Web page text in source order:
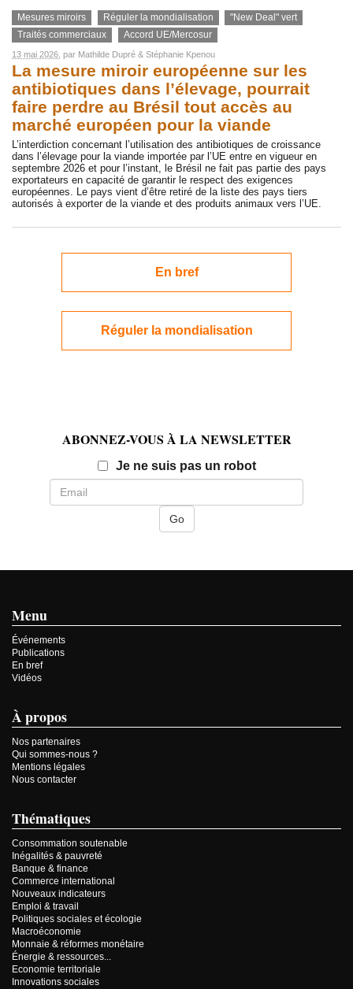
Mesures miroirs Réguler la mondialisation
"New Deal" vert
Traités commerciaux
Accord UE/Mercosur
13 mai 2026, par Mathilde Dupré & Stéphanie Kpenou
La mesure miroir européenne sur les
antibiotiques dans l’élevage, pourrait
faire perdre au Brésil tout accès au
marché européen pour la viande
L’interdiction concernant l’utilisation des antibiotiques de croissance
dans l’élevage pour la viande importée par l’UE entre en vigueur en
septembre 2026 et pour l’instant, le Brésil ne fait pas partie des pays
exportateurs en capacité de garantir le respect des exigences
européennes. Le pays vient d’être retiré de la liste des pays tiers
autorisés à exporter de la viande et des produits animaux vers l’UE.
En bref
Réguler la mondialisation
ABONNEZ-VOUS À LA NEWSLETTER
Je ne suis pas un robotEmail
Menu
Événements
Publications
En bref
Vidéos
À propos
Nos partenaires
Qui sommes-nous ?
Mentions légales
Nous contacter
Thématiques
Consommation soutenable
Inégalités & pauvreté
Banque & finance
Commerce international
Nouveaux indicateurs
Emploi & travail
Politiques sociales et écologie
Macroéconomie
Monnaie & réformes monétaire
Énergie & ressources...
Economie territoriale
Innovations sociales